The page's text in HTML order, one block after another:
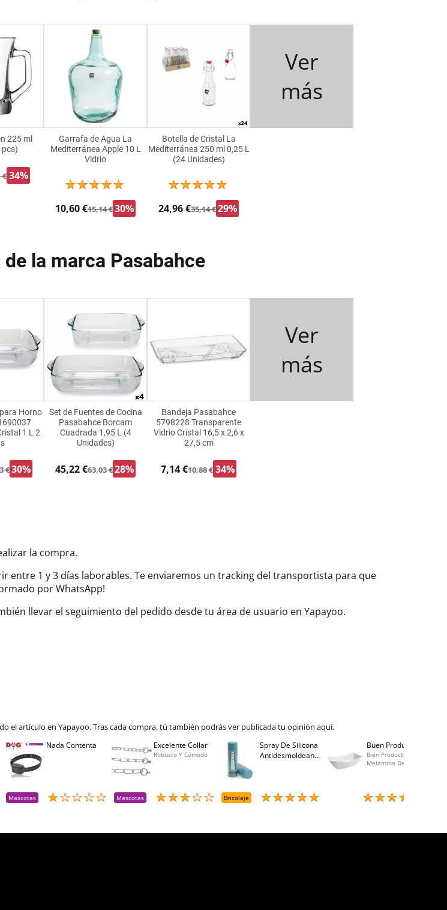
225 ml
€ 34%
Garrafa de Agua La
Mediterránea Apple 10 L
Vidrio
10,60 €15,14 €30%
Botella de Cristal La
Mediterránea 250 ml 0,25 L
(24 Unidades)
24,96 €35,14 €29%
Ver
más
la marca Pasabahce
Horno
1 L 2
€30%
Set de Fuentes de Cocina
Pasabahce Borcam
Cuadrada 1,95 L (4
Unidades)
45,22 €63,03 €28%
Bandeja Pasabahce
5798228 Transparente
Vidrio Cristal 16,5 x 2,6 x
27,5 cm
7,14 €10,88 € 34%
Ver
más
la compra.
entre 1 y 3 días laborables. Te enviaremos un tracking del transportista para que
por WhatsApp!
llevar el seguimiento del pedido desde tu área de usuario en Yapayoo.
el artículo en Yapayoo. Tras cada compra, tú también podrás ver publicada tu opinión aquí.
Nada Contenta
Mascotas
Excelente Collar
Robusto Y Cómodo
Mascotas
Spray De Silicona
Antidesmoldeante
Bricolaje
Buen Producto
Bien Producto,
Melamina De
Entrega Rápida